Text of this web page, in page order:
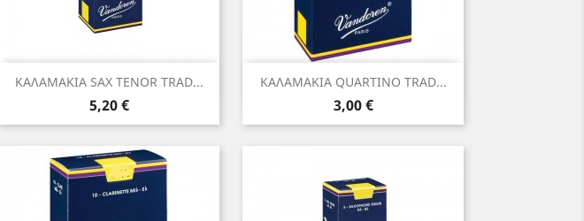
ΚΑΛΑΜΑΚΙΑ SAX TENOR TRAD...
Τιμή
5,20 €
Γρήγορη προβολή ΚΑΛΑΜΑΚΙΑ QUARTINO TRAD...
Τιμή
3,00 €
Γρήγορη προβολή